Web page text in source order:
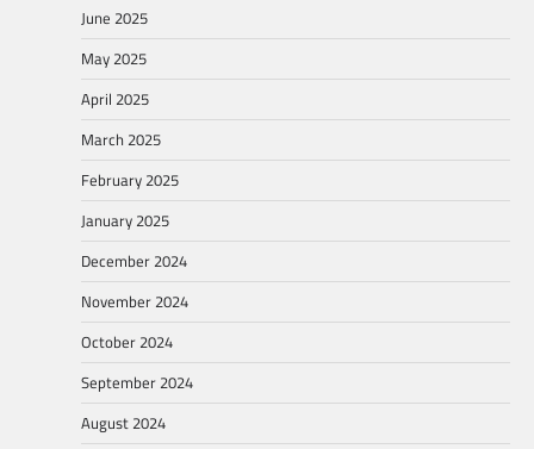
June 2025
May 2025
April 2025
March 2025
February 2025
January 2025
December 2024
November 2024
October 2024
September 2024
August 2024